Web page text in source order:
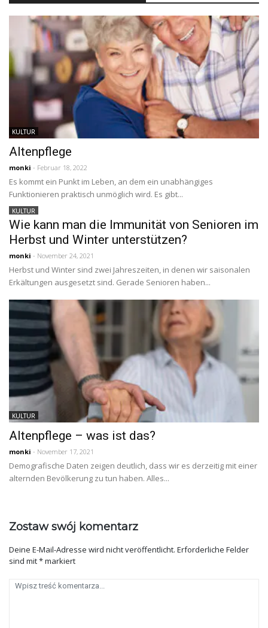
KULTUR
Altenpflege
monki - Februar 18, 2022
Es kommt ein Punkt im Leben, an dem ein unabhängiges
Funktionieren praktisch unmöglich wird. Es gibt...
KULTUR
Wie kann man die Immunität von Senioren im
Herbst und Winter unterstützen?
monki - November 24, 2021
Herbst und Winter sind zwei Jahreszeiten, in denen wir saisonalen
Erkältungen ausgesetzt sind. Gerade Senioren haben...
KULTUR
Altenpflege – was ist das?
monki - November 17, 2021
Demografische Daten zeigen deutlich, dass wir es derzeitig mit einer
alternden Bevölkerung zu tun haben. Alles...
Zostaw swój komentarz
Deine E-Mail-Adresse wird nicht veröffentlicht. Erforderliche Felder
sind mit*markiert